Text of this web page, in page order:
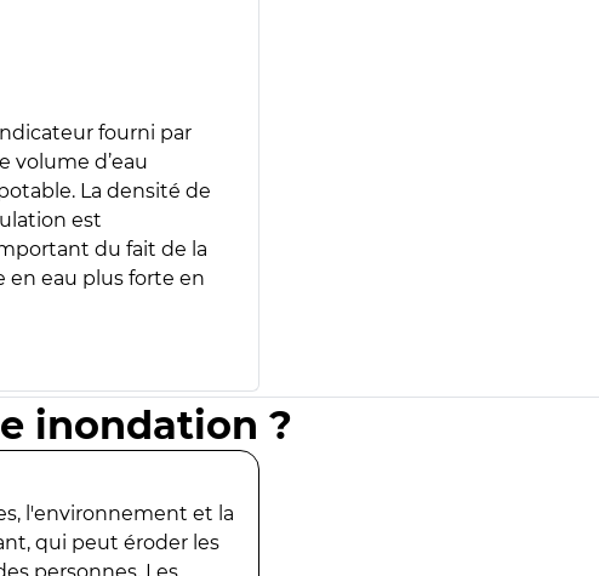
fourni par
volume d’eau
La densité de
est
du fait de la
eau plus forte en
inondation ?
l'environnement et la
qui peut éroder les